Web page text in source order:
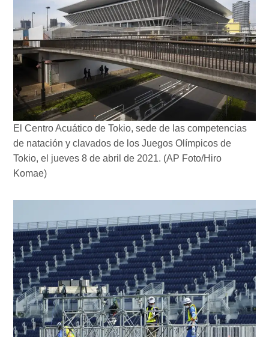
El Centro Acuático de Tokio, sede de las competencias
de natación y clavados de los Juegos Olímpicos de
Tokio, el jueves 8 de abril de 2021. (AP Foto/Hiro
Komae)